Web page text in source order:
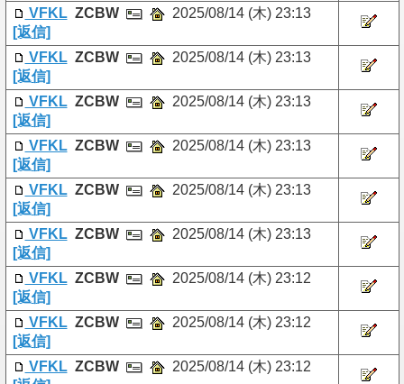
VFKL ZCBW
2025/08/14 (木) 23:13
[返信]
VFKL ZCBW
2025/08/14 (木) 23:13
[返信]
VFKL ZCBW
2025/08/14 (木) 23:13
[返信]
VFKL ZCBW
2025/08/14 (木) 23:13
[返信]
VFKL ZCBW
2025/08/14 (木) 23:13
[返信]
VFKL ZCBW
2025/08/14 (木) 23:13
[返信]
VFKL ZCBW
2025/08/14 (木) 23:12
[返信]
VFKL ZCBW
2025/08/14 (木) 23:12
[返信]
VFKL ZCBW
2025/08/14 (木) 23:12